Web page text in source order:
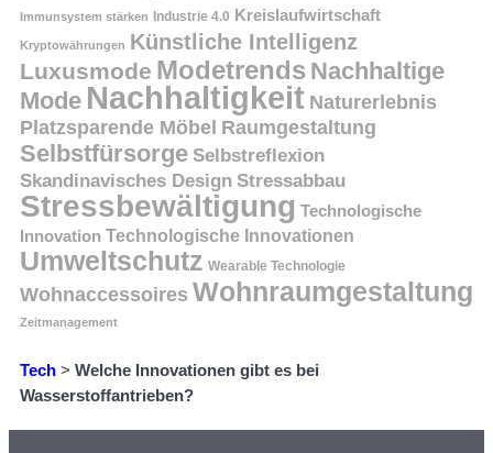
Immunsystem stärken Industrie 4.0 Kreislaufwirtschaft
Kryptowährungen Künstliche Intelligenz
Luxusmode Modetrends Nachhaltige
Mode Nachhaltigkeit Naturerlebnis
Platzsparende Möbel Raumgestaltung
Selbstfürsorge Selbstreflexion
Skandinavisches Design Stressabbau
Stressbewältigung Technologische
Innovation Technologische Innovationen
Umweltschutz Wearable Technologie
Wohnaccessoires Wohnraumgestaltung
Zeitmanagement
Tech > Welche Innovationen gibt es bei
Wasserstoffantrieben?